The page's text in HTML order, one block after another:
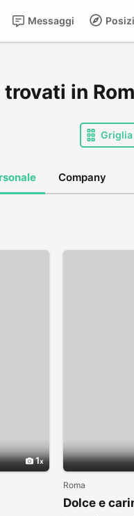
Messaggi
in
Griglia
Company
1
Roma
Dolce e